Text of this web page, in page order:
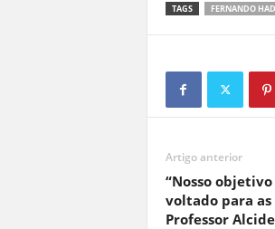
TAGS FERNANDO
Artigo anterior
“Nosso
voltado para as
Professor